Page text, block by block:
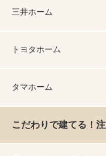
三井ホーム
トヨタホーム
タマホーム
こだわりで建てる！